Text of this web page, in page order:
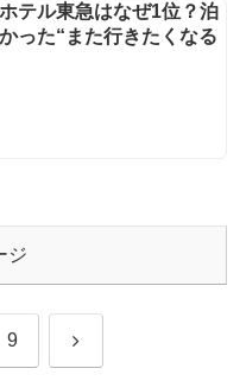
テル東急はなぜ1位？泊
った“また行きたくなる
ジ
9 次